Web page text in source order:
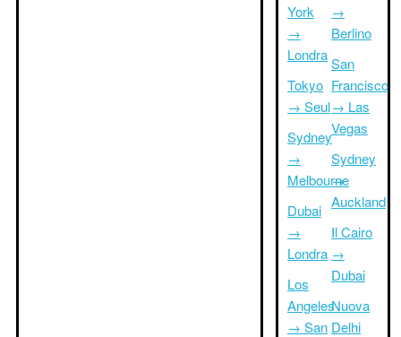
York
→
Londra
Tokyo
→ Seul
Sydney
→
Melbourne
Dubai
→
Londra
Los
Angeles
→ San
→
Berlino
San
Francisco
→ Las
Vegas
Sydney
→
Auckland
Il Cairo
→
Dubai
Nuova
Delhi